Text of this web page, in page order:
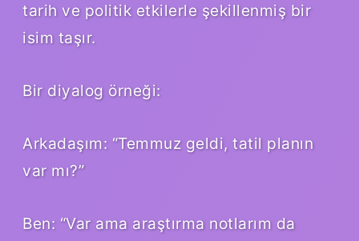
tarih ve politik etkilerle şekillenmiş bir
isim taşır.
Bir diyalog örneği:
Arkadaşım: “Temmuz geldi, tatil planın
var mı?”
Ben: “Var ama araştırma notlarım da